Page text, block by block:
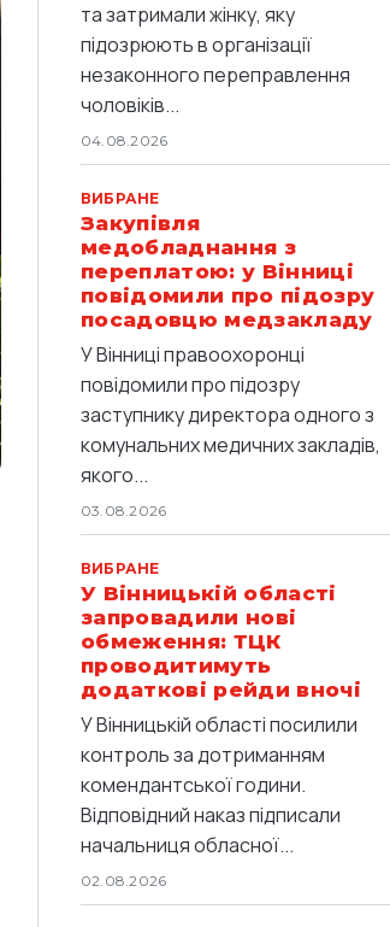
та затримали жінку, яку
підозрюють в організації
незаконного переправлення
чоловіків...
04.08.2026
ВИБРАНЕ
Закупівля
медобладнання з
переплатою: у Вінниці
повідомили про підозру
посадовцю медзакладу
У Вінниці правоохоронці
повідомили про підозру
заступнику директора одного з
комунальних медичних закладів,
якого...
03.08.2026
ВИБРАНЕ
У Вінницькій області
запровадили нові
обмеження: ТЦК
проводитимуть
додаткові рейди вночі
У Вінницькій області посилили
контроль за дотриманням
комендантської години.
Відповідний наказ підписали
начальниця обласної...
02.08.2026